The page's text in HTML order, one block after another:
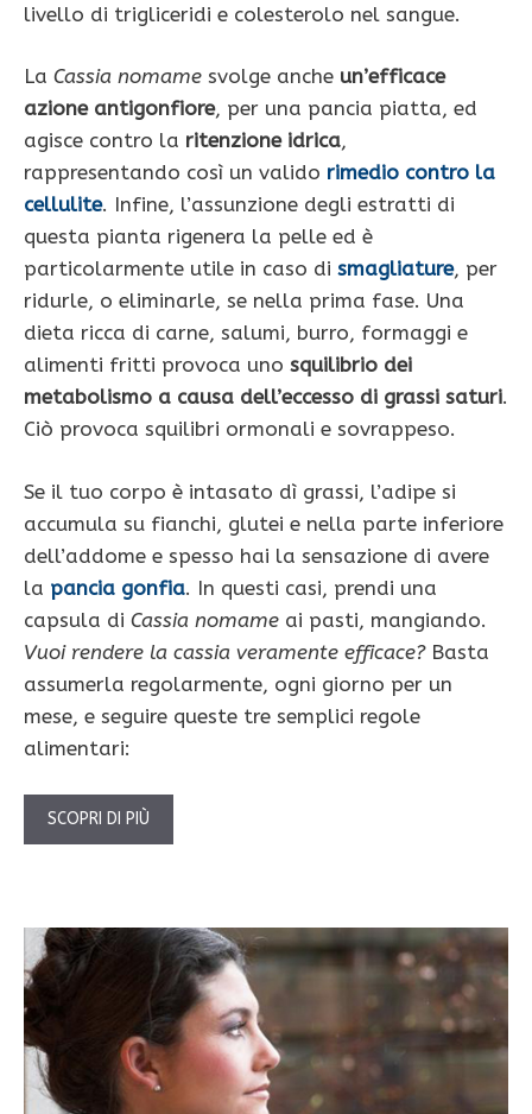
livello di trigliceridi e colesterolo nel sangue.
La Cassia nomame svolge anche un’efficace
azione antigonfiore, per una pancia piatta, ed
agisce contro la ritenzione idrica,
rappresentando così un valido rimedio contro la
cellulite. Infine, l’assunzione degli estratti di
questa pianta rigenera la pelle ed è
particolarmente utile in caso di smagliature, per
ridurle, o eliminarle, se nella prima fase. Una
dieta ricca di carne, salumi, burro, formaggi e
alimenti fritti provoca uno squilibrio dei
metabolismo a causa dell’eccesso di grassi saturi.
Ciò provoca squilibri ormonali e sovrappeso.
Se il tuo corpo è intasato dì grassi, l’adipe si
accumula su fianchi, glutei e nella parte inferiore
dell’addome e spesso hai la sensazione di avere
la pancia gonfia. In questi casi, prendi una
capsula di Cassia nomame ai pasti, mangiando.
Vuoi rendere la cassia veramente efficace?Basta
assumerla regolarmente, ogni giorno per un
mese, e seguire queste tre semplici regole
alimentari:
SCOPRI DI PIÙ